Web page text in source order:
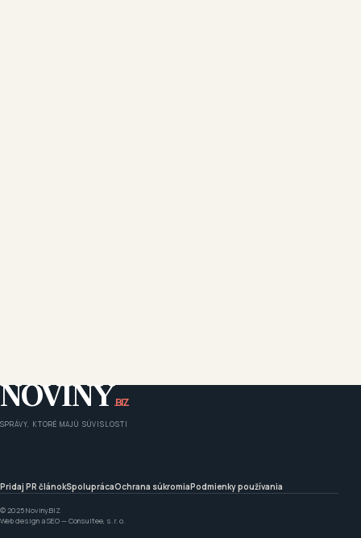
NOVINY.BIZ
SPRÁVY, KTORÉ MAJÚ SÚVISLOSTI
Pridaj PR článokSpoluprácaOchrana súkromiaPodmienky používania
© 2025 Noviny.BIZ
Web design a SEO —Consultee, s. r. o.